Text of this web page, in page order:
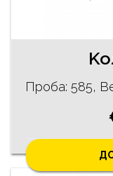
Проба: 585,